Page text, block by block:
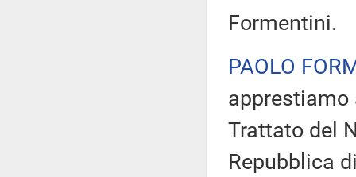
Formentini.
PAOLO
apprestiamo
Trattato del
Repubblica